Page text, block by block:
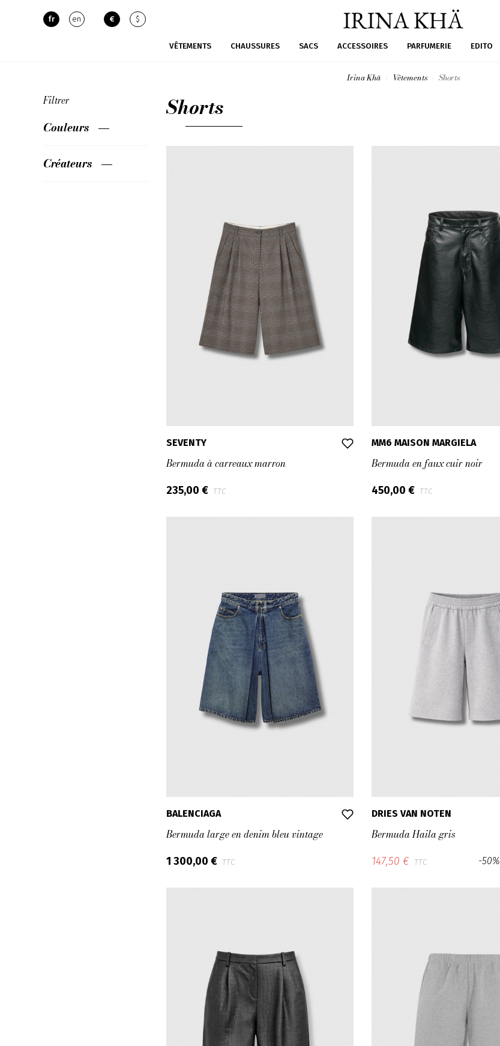
fr en € $
VÊTEMENTS CHAUSSURES SACS ACCESSOIRES PARFUMERIE EDITO
Irina Khä Vêtements Shorts
Filtrer
Couleurs
Créateurs
Shorts
SEVENTY
Bermuda à carreaux marron
235,00 € TTC
MM6 MAISON MARGIELA
Bermuda en faux cuir noir
450,00 € TTC
BALENCIAGA
Bermuda large en denim bleu vintage
1 300,00 € TTC
DRIES VAN NOTEN
Bermuda Haila gris
-50%
147,50 € TTC